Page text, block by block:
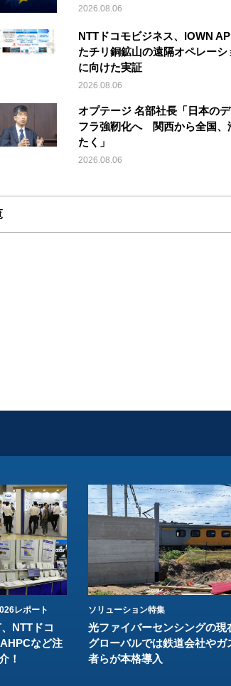
2026.08.06
NTTドコモビジネス、IOWN
たチリ銅鉱山の遠隔オペレーシ
に向けた実証
2026.08.06
オプテージ 名部社長「日本の
フラ強靭化へ 関西から全国、
たく」
2026.08.06
レポート
NTTドコ
など注
！
ソリューション特集
光ファイバーセンシングの
グローバルでは鉄道会社やガ
者らが本格導入